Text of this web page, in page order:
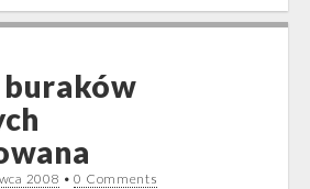
buraków
2008 •0 Comments